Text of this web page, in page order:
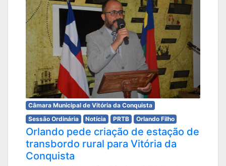
Câmara Municipal de Vitória da Conquista
Sessão Ordinária
Notícia PRTB Orlando Filho
Orlando pede criação de estação de
transbordo rural para Vitória da
Conquista